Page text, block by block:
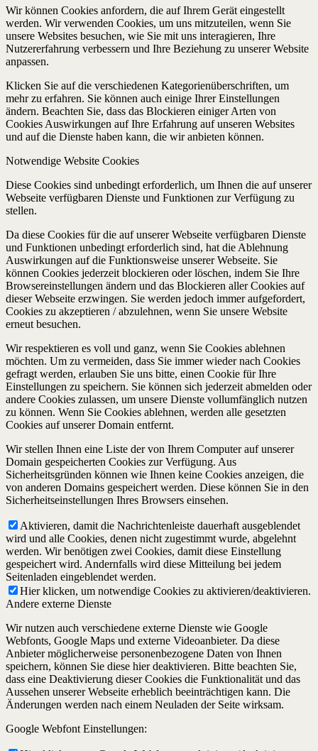
Wir können Cookies anfordern, die auf Ihrem Gerät eingestellt
werden. Wir verwenden Cookies, um uns mitzuteilen, wenn Sie
unsere Websites besuchen, wie Sie mit uns interagieren, Ihre
Nutzererfahrung verbessern und Ihre Beziehung zu unserer Website
anpassen.
Klicken Sie auf die verschiedenen Kategorienüberschriften, um
mehr zu erfahren. Sie können auch einige Ihrer Einstellungen
ändern. Beachten Sie, dass das Blockieren einiger Arten von
Cookies Auswirkungen auf Ihre Erfahrung auf unseren Websites
und auf die Dienste haben kann, die wir anbieten können.
Notwendige Website Cookies
Diese Cookies sind unbedingt erforderlich, um Ihnen die auf unserer
Webseite verfügbaren Dienste und Funktionen zur Verfügung zu
stellen.
Da diese Cookies für die auf unserer Webseite verfügbaren Dienste
und Funktionen unbedingt erforderlich sind, hat die Ablehnung
Auswirkungen auf die Funktionsweise unserer Webseite. Sie
können Cookies jederzeit blockieren oder löschen, indem Sie Ihre
Browsereinstellungen ändern und das Blockieren aller Cookies auf
dieser Webseite erzwingen. Sie werden jedoch immer aufgefordert,
Cookies zu akzeptieren / abzulehnen, wenn Sie unsere Website
erneut besuchen.
Wir respektieren es voll und ganz, wenn Sie Cookies ablehnen
möchten. Um zu vermeiden, dass Sie immer wieder nach Cookies
gefragt werden, erlauben Sie uns bitte, einen Cookie für Ihre
Einstellungen zu speichern. Sie können sich jederzeit abmelden oder
andere Cookies zulassen, um unsere Dienste vollumfänglich nutzen
zu können. Wenn Sie Cookies ablehnen, werden alle gesetzten
Cookies auf unserer Domain entfernt.
Wir stellen Ihnen eine Liste der von Ihrem Computer auf unserer
Domain gespeicherten Cookies zur Verfügung. Aus
Sicherheitsgründen können wie Ihnen keine Cookies anzeigen, die
von anderen Domains gespeichert werden. Diese können Sie in den
Sicherheitseinstellungen Ihres Browsers einsehen.
Aktivieren, damit die Nachrichtenleiste dauerhaft ausgeblendet
wird und alle Cookies, denen nicht zugestimmt wurde, abgelehnt
werden. Wir benötigen zwei Cookies, damit diese Einstellung
gespeichert wird. Andernfalls wird diese Mitteilung bei jedem
Seitenladen eingeblendet werden.
Hier klicken, um notwendige Cookies zu aktivieren/deaktivieren.
Andere externe Dienste
Wir nutzen auch verschiedene externe Dienste wie Google
Webfonts, Google Maps und externe Videoanbieter. Da diese
Anbieter möglicherweise personenbezogene Daten von Ihnen
speichern, können Sie diese hier deaktivieren. Bitte beachten Sie,
dass eine Deaktivierung dieser Cookies die Funktionalität und das
Aussehen unserer Webseite erheblich beeinträchtigen kann. Die
Änderungen werden nach einem Neuladen der Seite wirksam.
Google Webfont Einstellungen: